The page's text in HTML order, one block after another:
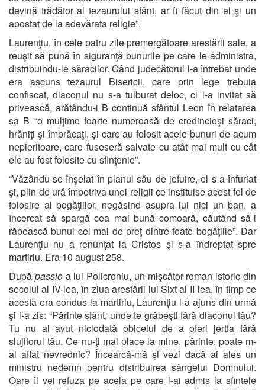
devină trădător al tezaurului sfânt, ar fi făcut din el şi un
apostat de la adevărata religie”.
Laurenţiu, în cele patru zile premergătoare arestării sale, a
reuşit să pună în siguranţă bunurile pe care le administra,
distribuindu-le săracilor. Când judecătorul l-a întrebat unde
era ascuns tezaurul Bisericii, care prin lege trebuia
confiscat, diaconul nu s-a tulburat deloc, ci l-a invitat să
privească, arătându-i B continuă sfântul Leon în relatarea
sa B “o mulţime foarte numeroasă de credincioşi săraci,
hrăniţi şi îmbrăcaţi, şi care au folosit acele bunuri de acum
nepieritoare, care fuseseră salvate cu atât mai mult cu cât
ele au fost folosite cu sfinţenie”.
“Văzându-se înşelat în planul său de jefuire, el s-a înfuriat
şi, plin de ură împotriva unei religii ce instituise acest fel de
folosire al bogăţiilor, negăsind asupra lui nici un ban, a
încercat să spargă cea mai bună comoară, căutând să-i
răpească bunul cel mai de preţ dintre toate bogăţiile”. Dar
Laurenţiu nu a renunţat la Cristos şi s-a îndreptat spre
martiriu. Era 10 august 258.
După passioa lui Policroniu, un mişcător roman istoric din
secolul al IV-lea, în ziua arestării lui Sixt al II-lea, în timp ce
acesta era condus la martiriu, Laurenţiu l-a ajuns din urmă
şi i-a zis: “Părinte sfânt, unde te grăbeşti fără diaconul tău?
Tu nu ai avut niciodată obiceiul de a oferi jertfa fără
slujitorul tău. Ce nu-ţi mai place la mine, părinte: poate m-
ai aflat nevrednic? Încearcă-mă şi vezi dacă ai ales un
ministru nedemn pentru distribuirea sângelui Domnului.
Oare îl vei refuza pe acela pe care l-ai admis la sfintele